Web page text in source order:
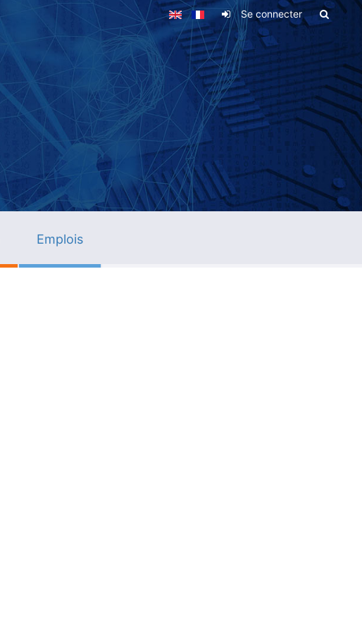
Se connecter
Emplois